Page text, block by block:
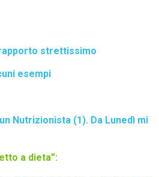
strettissimo
esempi
Nutrizionista (1). Da Lunedì mi
a dieta”: